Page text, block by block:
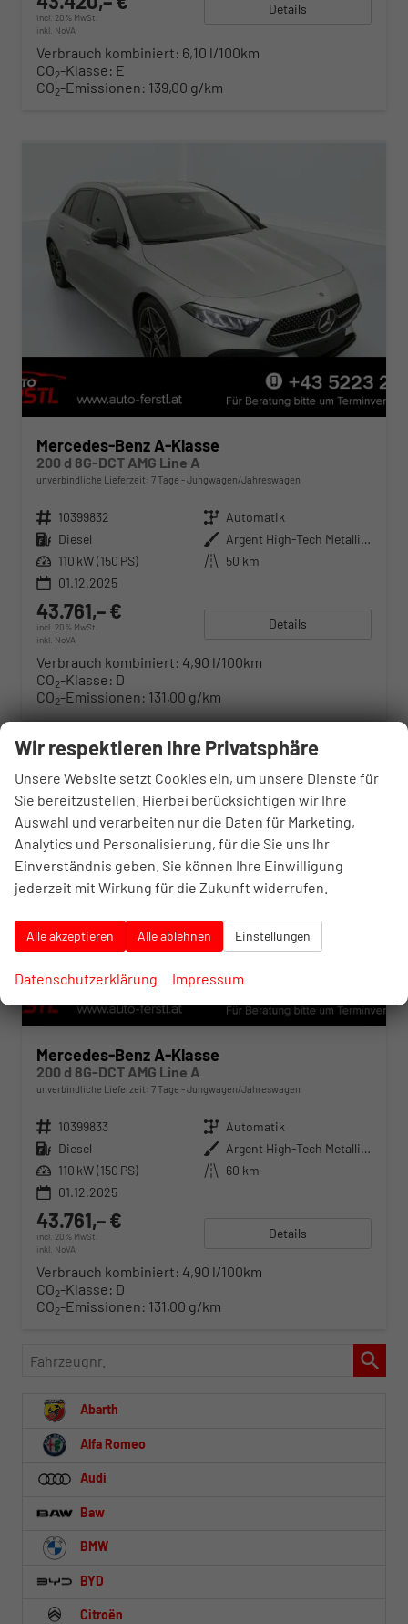
incl. 20% MwSt.
inkl. NoVA
Details
Verbrauch kombiniert: 6,10 l/100km
CO2-Klasse: E
CO2-Emissionen: 139,00 g/km
Mercedes-Benz A-Klasse
200 d 8G-DCT AMG Line A
unverbindliche Lieferzeit: 7 Tage Jungwagen/Jahreswagen
Fahrzeugnr. 10399832 Getriebe Automatik
Kraftstoff Diesel Außenfarbe
Argent High-Tech Metallise
Leistung 110 kW (150 PS) Kilometerstand 50 km
01.12.2025
43.761,– €
incl. 20% MwSt.
inkl. NoVA
Details
Verbrauch kombiniert: 4,90 l/100km
CO2-Klasse: D
CO2-Emissionen: 131,00 g/km
Mercedes-Benz A-Klasse
200 d 8G-DCT AMG Line A
unverbindliche Lieferzeit: 7 Tage Jungwagen/Jahreswagen
Fahrzeugnr. 10399833 Getriebe Automatik
Kraftstoff Diesel Außenfarbe
Argent High-Tech Metallise
Leistung 110 kW (150 PS) Kilometerstand 60 km
01.12.2025
43.761,– €
incl. 20% MwSt.
inkl. NoVA
Details
Verbrauch kombiniert: 4,90 l/100km
CO2-Klasse: D
CO2-Emissionen: 131,00 g/km
Fahrzeugnr.
Abarth
Alfa Romeo
Audi
Baw
BMW
BYD
Citroën
Wir respektieren Ihre Privatsphäre
Unsere Website setzt Cookies ein, um unsere Dienste für
Sie bereitzustellen. Hierbei berücksichtigen wir Ihre
Auswahl und verarbeiten nur die Daten für Marketing,
Analytics und Personalisierung, für die Sie uns Ihr
Einverständnis geben. Sie können Ihre Einwilligung
jederzeit mit Wirkung für die Zukunft widerrufen.
Alle akzeptieren Alle ablehnen Einstellungen
Datenschutzerklärung Impressum